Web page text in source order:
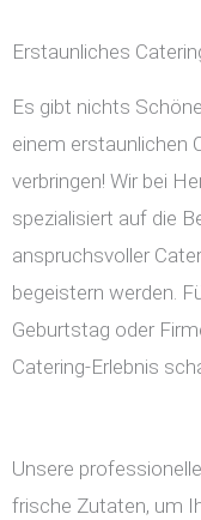
Erstaunliches
Es gibt nichts
einem erstaunlichen
verbringen! Wir bei
spezialisiert auf die
anspruchsvoller
begeistern werden.
Geburtstag oder
Catering-Erlebnis
Unsere
frische Zutaten, um